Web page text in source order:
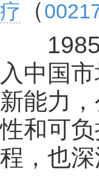
疗 （
1985
入中国
新能力
性和可
程，也